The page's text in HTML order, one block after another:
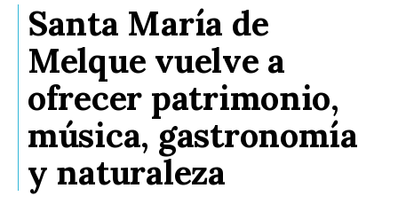
Santa María de
Melque vuelve a
ofrecer patrimonio,
música, gastronomía
y naturaleza